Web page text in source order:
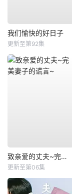
我们愉快的好日子
更新至第92集
致亲爱的丈夫~完美妻子的谎言~
更新至第06集